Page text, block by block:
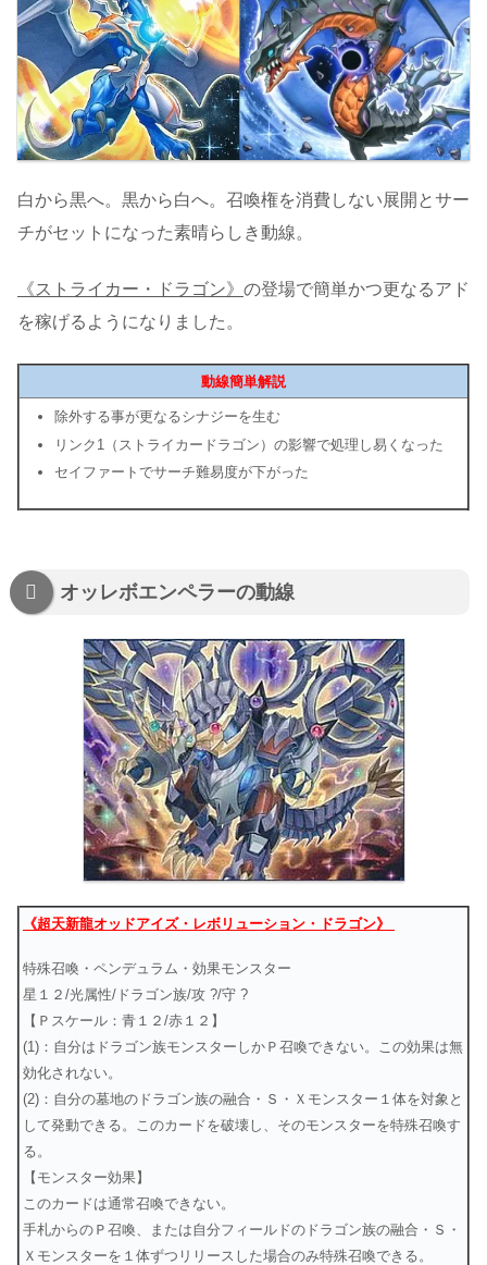
白から黒へ。黒から白へ。召喚権を消費しない展開とサー
チがセットになった素晴らしき動線。
《ストライカー・ドラゴン》 の登場で簡単かつ更なるアド
を稼げるようになりました。
動線簡単解説
除外する事が更なるシナジーを生む
リンク1（ストライカードラゴン）の影響で処理し易くなった
セイファートでサーチ難易度が下がった
オッレボエンペラーの動線
《超天新龍オッドアイズ・レボリューション・ドラゴン》
特殊召喚・ペンデュラム・効果モンスター
星１２/光属性/ドラゴン族/攻 ?/守 ?
【Ｐスケール：青１２/赤１２】
(1)：自分はドラゴン族モンスターしかＰ召喚できない。この効果は無
効化されない。
(2)：自分の墓地のドラゴン族の融合・Ｓ・Ｘモンスター１体を対象と
して発動できる。このカードを破壊し、そのモンスターを特殊召喚す
る。
【モンスター効果】
このカードは通常召喚できない。
手札からのＰ召喚、または自分フィールドのドラゴン族の融合・Ｓ・
Ｘモンスターを１体ずつリリースした場合のみ特殊召喚できる。